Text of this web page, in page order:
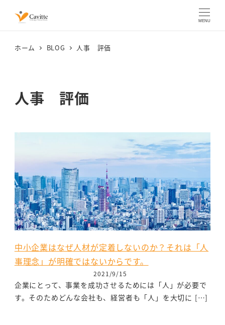
MENU
ホーム BLOG 人事 評価
人事 評価
中小企業はなぜ人材が定着しないのか？それは「人
事理念」が明確ではないからです。
企業にとって、事業を成功させるためには「人」が必要で
す。そのためどんな会社も、経営者も「人」を大切に […]
2021/9/15